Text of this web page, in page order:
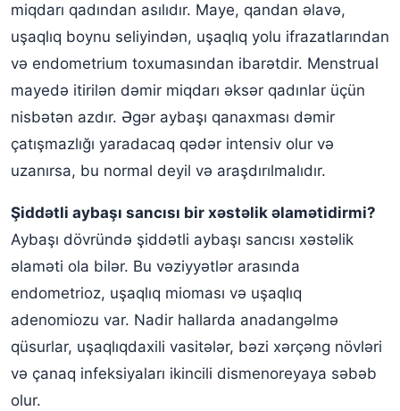
miqdarı qadından asılıdır. Maye, qandan əlavə,
uşaqlıq boynu seliyindən, uşaqlıq yolu ifrazatlarından
və endometrium toxumasından ibarətdir. Menstrual
mayedə itirilən dəmir miqdarı əksər qadınlar üçün
nisbətən azdır. Əgər aybaşı qanaxması dəmir
çatışmazlığı yaradacaq qədər intensiv olur və
uzanırsa, bu normal deyil və araşdırılmalıdır.
Şiddətli aybaşı sancısı bir xəstəlik əlamətidirmi?
Aybaşı dövründə şiddətli aybaşı sancısı xəstəlik
əlaməti ola bilər. Bu vəziyyətlər arasında
endometrioz, uşaqlıq mioması və uşaqlıq
adenomiozu var. Nadir hallarda anadangəlmə
qüsurlar, uşaqlıqdaxili vasitələr, bəzi xərçəng növləri
və çanaq infeksiyaları ikincili dismenoreyaya səbəb
olur.